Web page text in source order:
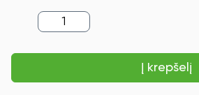
produkto
kiekis:
kartono
592x192x188
Į krepšelį